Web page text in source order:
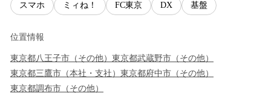
スマホ ミィね！ FC東京 DX 基盤
位置情報
東京都八王子市 （ その他） 東京都武蔵野市 （ その他）
東京都三鷹市 （本社・支社 ） 東京都府中市 （ その他）
東京都調布市 （ その他）